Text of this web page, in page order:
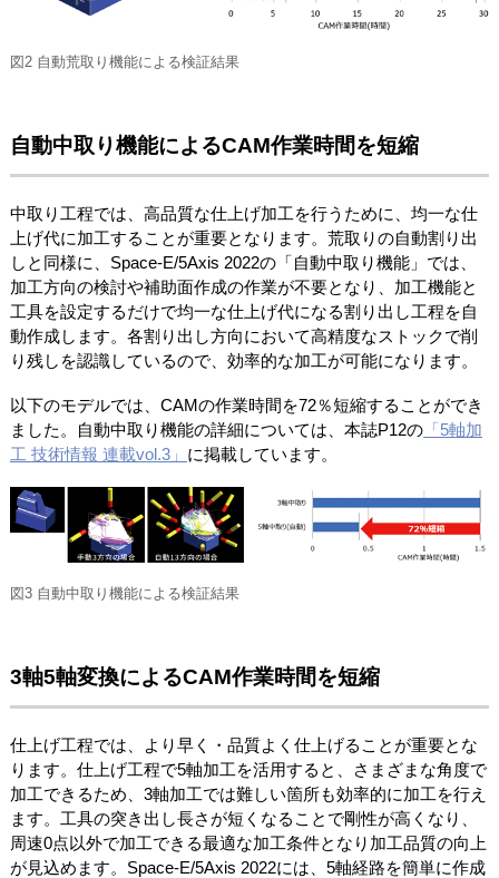
図2 自動荒取り機能による検証結果
自動中取り機能によるCAM作業時間を短縮
中取り工程では、高品質な仕上げ加工を行うために、均一な仕
上げ代に加工することが重要となります。荒取りの自動割り出
しと同様に、Space-E/5Axis 2022の「自動中取り機能」では、
加工方向の検討や補助面作成の作業が不要となり、加工機能と
工具を設定するだけで均一な仕上げ代になる割り出し工程を自
動作成します。各割り出し方向において高精度なストックで削
り残しを認識しているので、効率的な加工が可能になります。
以下のモデルでは、CAMの作業時間を72％短縮することができ
ました。自動中取り機能の詳細については、本誌P12の「5軸加
工 技術情報 連載vol.3」 に掲載しています。
図3 自動中取り機能による検証結果
3軸5軸変換によるCAM作業時間を短縮
仕上げ工程では、より早く・品質よく仕上げることが重要とな
ります。仕上げ工程で5軸加工を活用すると、さまざまな角度で
加工できるため、3軸加工では難しい箇所も効率的に加工を行え
ます。工具の突き出し長さが短くなることで剛性が高くなり、
周速0点以外で加工できる最適な加工条件となり加工品質の向上
が見込めます。Space-E/5Axis 2022には、5軸経路を簡単に作成